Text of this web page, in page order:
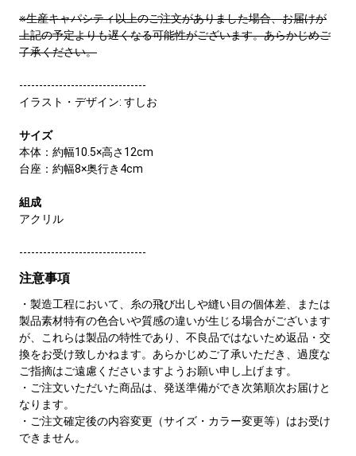
※生産キャパシティ以上のご注文がありました場合、お届けが
上記の予定よりも遅くなる可能性がございます。あらかじめご
了承ください。
--------------------------------
イラスト・デザイン: すしお
サイズ
本体：約幅10.5×高さ12cm
台座：約幅8×奥行き4cm
組成
アクリル
--------------------------------
注意事項
・製造工程において、糸の飛び出しや縫い目の個体差、または
製品素材特有の色合いや質感の違いが生じる場合がございます
が、これらは製品の特性であり、不良品ではないため返品・交
換をお受け致しかねます。あらかじめご了承いただき、過度な
ご指摘はご遠慮くださいますようお願い申し上げます。
・ご注文いただいた商品は、発送準備ができ次第順次お届けと
なります。
・ご注文確定後の内容変更（サイズ・カラー変更等）はお受け
できません。